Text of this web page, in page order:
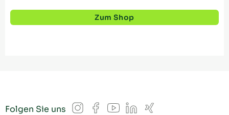
Zum Shop
Folgen Sie uns Instagram
Facebook
YouTube
LinkedIn
Xing